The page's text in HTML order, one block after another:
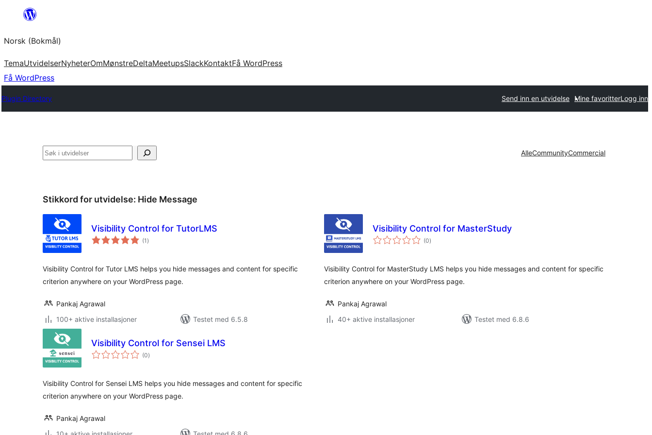
Hopp
innhold
Norsk (Bokmål)
TemaUtvidelserNyheterOmMønstreDeltaMeetupsSlackKontaktFå WordPress
Få WordPress
Plugin Directory Send inn en utvidelse Mine favoritterLogg inn
Søk AlleCommunityCommercial
Stikkord for utvidelse: Hide Message
Visibility Control for TutorLMS
(1 totale
vurderinger
)
Visibility Control for Tutor LMS helps you hide messages and content for specific
criterion anywhere on your WordPress page.
Pankaj Agrawal
100+ aktive installasjoner
Testet med 6.5.8
Visibility Control for MasterStudy
(0totale
vurderinger
)
Visibility Control for MasterStudy LMS helps you hide messages and content for specific
criterion anywhere on your WordPress page.
Pankaj Agrawal
40+ aktive installasjoner
Testet med 6.8.6
Visibility Control for Sensei LMS
(0totale
vurderinger
)
Visibility Control for Sensei LMS helps you hide messages and content for specific
criterion anywhere on your WordPress page.
Pankaj Agrawal